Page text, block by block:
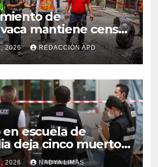
de
mantiene censo
de daños en la
Granjas
2026 REDACCIÓN APD
escuela de
deja cinco muertos
30 heridos
2026 NADYA LIMAS